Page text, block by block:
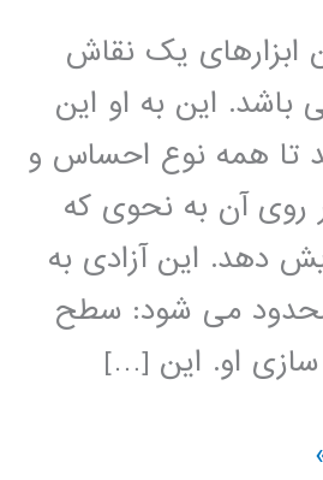
ابزارهای یک نقاش
باشد. این به او این
تا همه نوع احساس و
روی آن به نحوی که
دهد. این آزادی به
می شود: سطح
او. این […]